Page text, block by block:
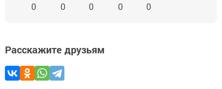
0 0 0 0 0
Расскажите друзьям